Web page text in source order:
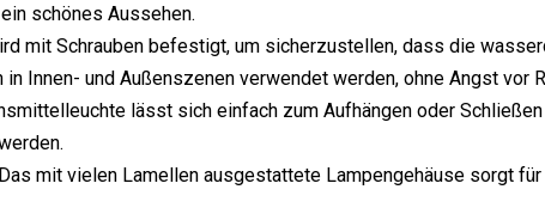
schönes Aussehen.
mit Schrauben befestigt, um sicherzustellen, dass die
Innen- und Außenszenen verwendet werden, ohne Angst vor
lässt sich einfach zum Aufhängen oder
mit vielen Lamellen ausgestattete Lampengehäuse sorgt